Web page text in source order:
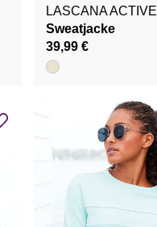
LASCANA ACTIVE
Sweatjacke
39,99 €